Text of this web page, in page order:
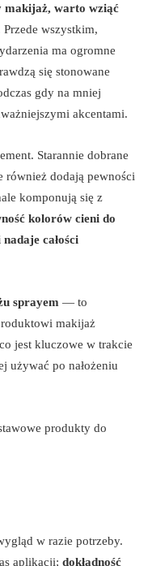
makijaż, warto wziąć
Przede wszystkim,
ma ogromne
się stonowane
gdy na mniej
akcentami.
Starannie dobrane
również dodają pewności
komponują się z
kolorów cieni do
całości
sprayem — to
makijaż
jest kluczowe w trakcie
używać po nałożeniu
produkty do
w razie potrzeby.
aplikacji; dokładność